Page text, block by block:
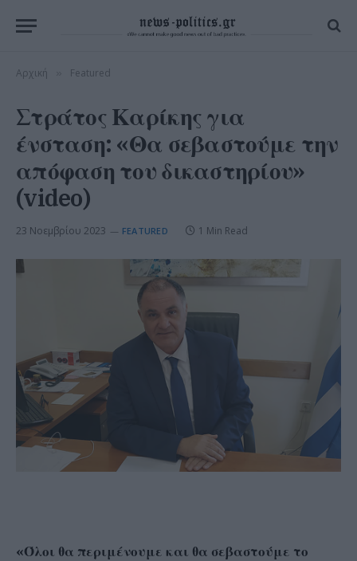
Αρχική Featured
Στράτος Καρίκης για
ένσταση: «Θα σεβαστούμε την
απόφαση του δικαστηρίου»
(video)
23 Νοεμβρίου 2023 FEATURED 1 Min Read
«Όλοι θα περιμένουμε και θα σεβαστούμε το